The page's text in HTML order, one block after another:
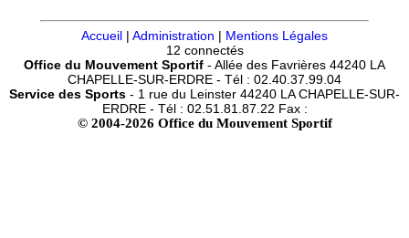
Accueil | Administration | Mentions Légales
12 connectés
Office du Mouvement Sportif - Allée des Favrières 44240 LA
CHAPELLE-SUR-ERDRE - Tél : 02.40.37.99.04
Service des Sports - 1 rue du Leinster 44240 LA CHAPELLE-SUR-
ERDRE - Tél : 02.51.81.87.22 Fax :
© 2004-2026 Office du Mouvement Sportif